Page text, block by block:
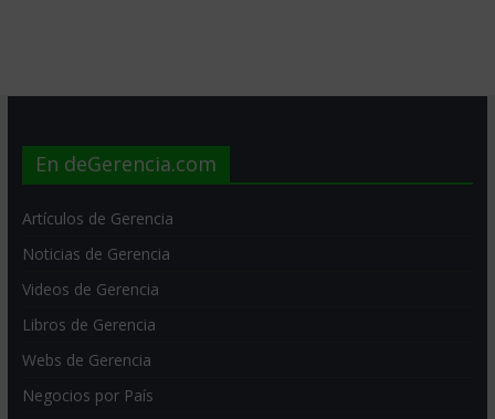
En deGerencia.com
Artículos de Gerencia
Noticias de Gerencia
Videos de Gerencia
Libros de Gerencia
Webs de Gerencia
Negocios por País